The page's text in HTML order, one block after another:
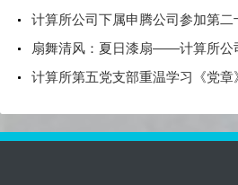
计算所公司下属申腾公司参加第二十四
扇舞清风：夏日漆扇——计算所公司工
计算所第五党支部重温学习《党章